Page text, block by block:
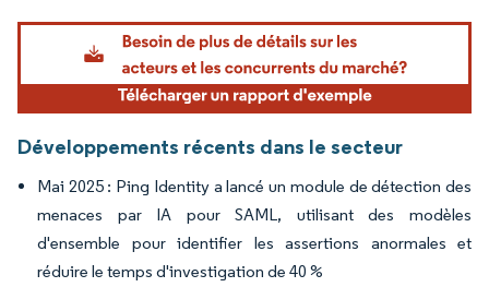
Image © Mordor Intelligence. La réutilisation nécessite une attribution sous CC BY
Développements récents dans le secteur
Mai 2025 : Ping Identity a lancé un module de détection des
menaces par IA pour SAML, utilisant des modèles
d'ensemble pour identifier les assertions anormales et
réduire le temps d'investigation de 40 %